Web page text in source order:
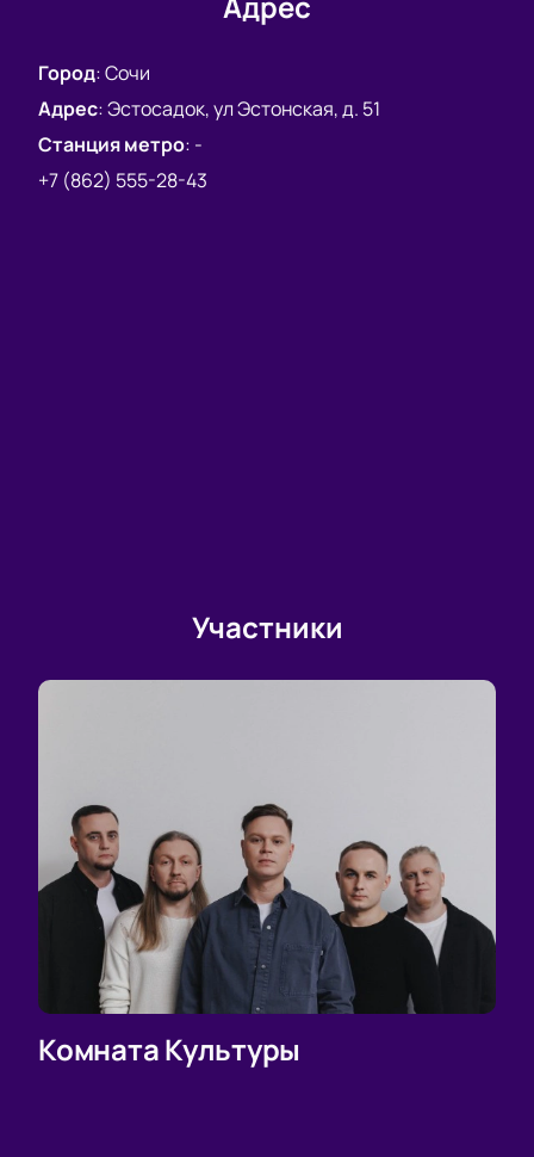
вечер с друзьями или близкими, насладившись
живым исполнением любимых песен и новыми
музыкальными номерами. Не пропустите этот
яркий концерт!
Город:Сочи
Адрес:Эстосадок, ул Эстонская, д. 51
Станция метро: -
+7 (862) 555-28-43
Участники
Комната Культуры